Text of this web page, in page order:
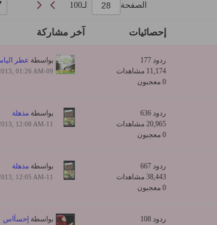
الصفحة لـ100
إحصائيات آخر مشاركة
ردود 177
11,174 مشاهدات
0 معجبون
بواسطة عطر
09-Mar-2013, 01:26 AM
ردود 636
20,965 مشاهدات
0 معجبون
بواسطة مذهلة
11-Feb-2013, 12:08 AM
ردود 667
38,443 مشاهدات
0 معجبون
بواسطة مذهلة
11-Feb-2013, 12:05 AM
ردود 108
بواسطة إحسآاس